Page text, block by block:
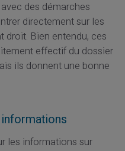
des démarches
directement sur les
droit. Bien entendu, ces
effectif du dossier
ils donnent une bonne
les informations sur